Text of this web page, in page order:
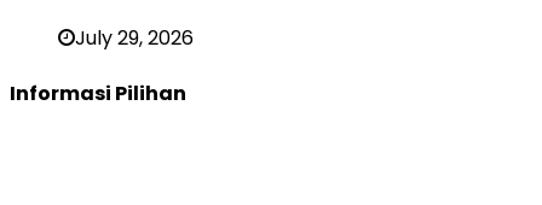
July 29, 2026
Informasi Pilihan